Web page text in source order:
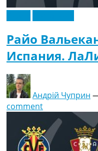
Райо
Испания.
Андрій Чуприн
comment